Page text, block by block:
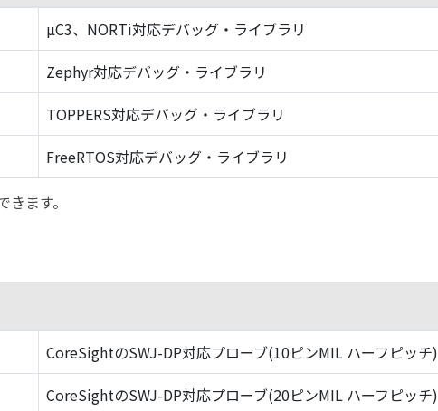
µC3、NORTi対応デバッグ・ライブラリ
Zephyr対応デバッグ・ライブラリ
TOPPERS対応デバッグ・ライブラリ
FreeRTOS対応デバッグ・ライブラリ
ます。
CoreSightのSWJ-DP対応プローブ(10ピンMIL ハーフピッチ)
CoreSightのSWJ-DP対応プローブ(20ピンMIL ハーフピッチ)